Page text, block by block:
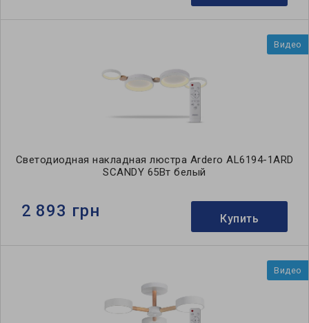
Видео
Светодиодная накладная люстра Ardero AL6194-1ARD
SCANDY 65Вт белый
2 893 грн Купить
Видео